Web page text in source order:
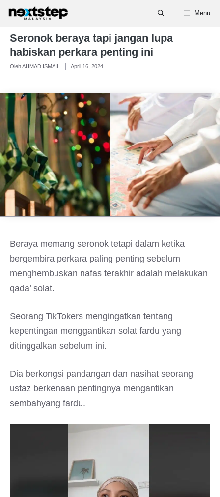
Skip
content
Menu
Seronok beraya tapi jangan lupa
habiskan perkara penting ini
Oleh AHMAD ISMAIL April 16, 2024
Beraya memang seronok tetapi dalam ketika
bergembira perkara paling penting sebelum
menghembuskan nafas terakhir adalah melakukan
qada’ solat.
Seorang TikTokers mengingatkan tentang
kepentingan menggantikan solat fardu yang
ditinggalkan sebelum ini.
Dia berkongsi pandangan dan nasihat seorang
ustaz berkenaan pentingnya mengantikan
sembahyang fardu.